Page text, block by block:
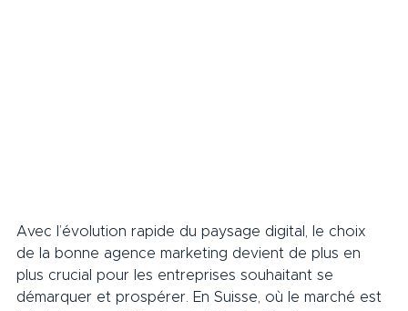
Avec l’évolution rapide du paysage digital, le choix
de la bonne agence marketing devient de plus en
plus crucial pour les entreprises souhaitant se
démarquer et prospérer. En Suisse, où le marché est